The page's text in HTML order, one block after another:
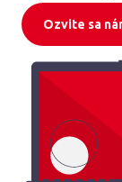
Ozvite sa